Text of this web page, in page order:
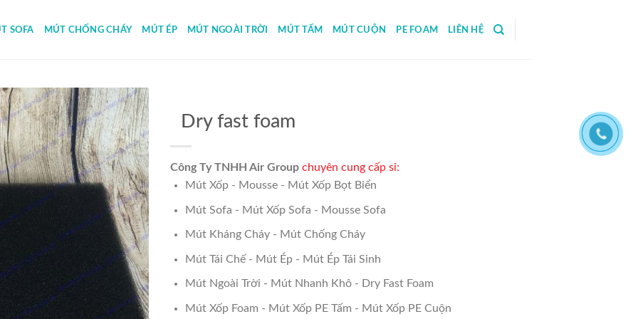
SOFA MÚT CHỐNG CHÁY MÚT ÉP MÚT NGOÀI TRỜI MÚT TẤM MÚT CUỘN PE FOAM LIÊN HỆ
Dry fast foam
Công Ty TNHH Air Group chuyên cung cấp sỉ:
Mút Xốp - Mousse - Mút Xốp Bọt Biển
Mút Sofa - Mút Xốp Sofa - Mousse Sofa
Mút Kháng Cháy - Mút Chống Cháy
Mút Tái Chế - Mút Ép - Mút Ép Tái Sinh
Mút Ngoài Trời - Mút Nhanh Khô - Dry Fast Foam
Mút Xốp Foam - Mút Xốp PE Tấm - Mút Xốp PE Cuộn